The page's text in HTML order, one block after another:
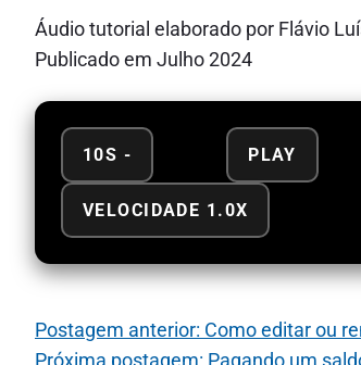
Áudio tutorial elaborado por Flávio
Publicado em Julho 2024
10S - PLAY
VELOCIDADE 1.0X
Postagem anterior: Como editar ou
Próxima postagem: Pagando um